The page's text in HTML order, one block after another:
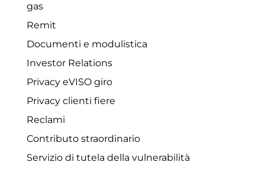
gas
Remit
Documenti e modulistica
Investor Relations
Privacy eVISO giro
Privacy clienti fiere
Reclami
Contributo straordinario
Servizio di tutela della vulnerabilità